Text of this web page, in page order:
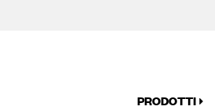
PRODOTTI